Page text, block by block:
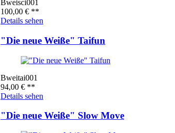
Bweisci001
100,00 € **
Details sehen
"Die neue Weiße" Taifun
Bweitai001
94,00 € **
Details sehen
"Die neue Weiße" Slow Move